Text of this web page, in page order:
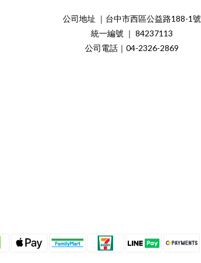
公司地址 ｜台中市西區公益路188-1號
統一編號 ｜ 84237113
公司電話｜04-2326-2869